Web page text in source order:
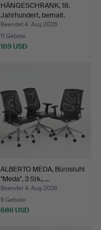
HÄNGESCHRANK, 18.
Jahrhundert, bemalt.
Beendet 4. Aug 2026
11 Gebote
169 USD
ALBERTO MEDA, Bürostuhl
''Meda'', 3 Stk., …
Beendet 4. Aug 2026
9 Gebote
686 USD